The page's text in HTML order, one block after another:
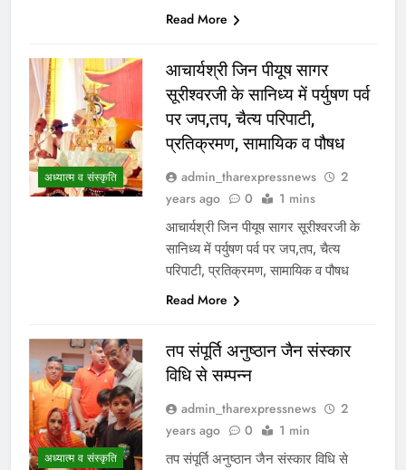
Read More
अध्यात्म व संस्कृति
आचार्यश्री जिन पीयूष सागर
सूरीश्वरजी के सानिध्य में पर्युषण पर्व
पर जप,तप, चैत्य परिपाटी,
प्रतिक्रमण, सामायिक व पौषध
admin_tharexpressnews
2
years ago
0 1 mins
आचार्यश्री जिन पीयूष सागर सूरीश्वरजी के
सानिध्य में पर्युषण पर्व पर जप,तप, चैत्य
परिपाटी, प्रतिक्रमण, सामायिक व पौषध
Read More
अध्यात्म व संस्कृति
तप संपूर्ति अनुष्ठान जैन संस्कार
विधि से सम्पन्न
admin_tharexpressnews
2
years ago
0 1 min
तप संपूर्ति अनुष्ठान जैन संस्कार विधि से